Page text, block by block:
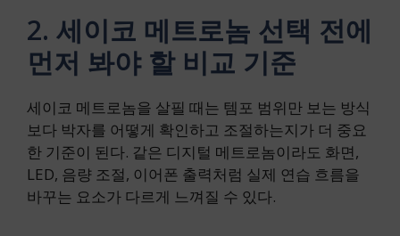
2. 세이코 메트로놈 선택 전에
먼저 봐야 할 비교 기준
세이코 메트로놈을 살필 때는 템포 범위만 보는 방식
보다 박자를 어떻게 확인하고 조절하는지가 더 중요
한 기준이 된다. 같은 디지털 메트로놈이라도 화면,
LED, 음량 조절, 이어폰 출력처럼 실제 연습 흐름을
바꾸는 요소가 다르게 느껴질 수 있다.